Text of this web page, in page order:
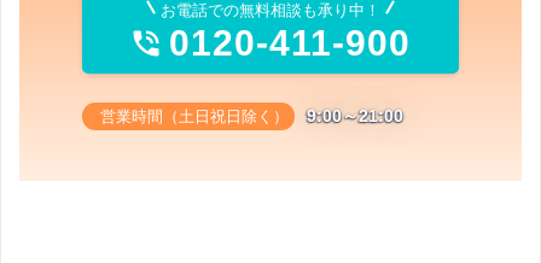
お電話での無料相談も承り中！
 0120-411-900
営業時間（土日祝日除く） 9:00～21:00